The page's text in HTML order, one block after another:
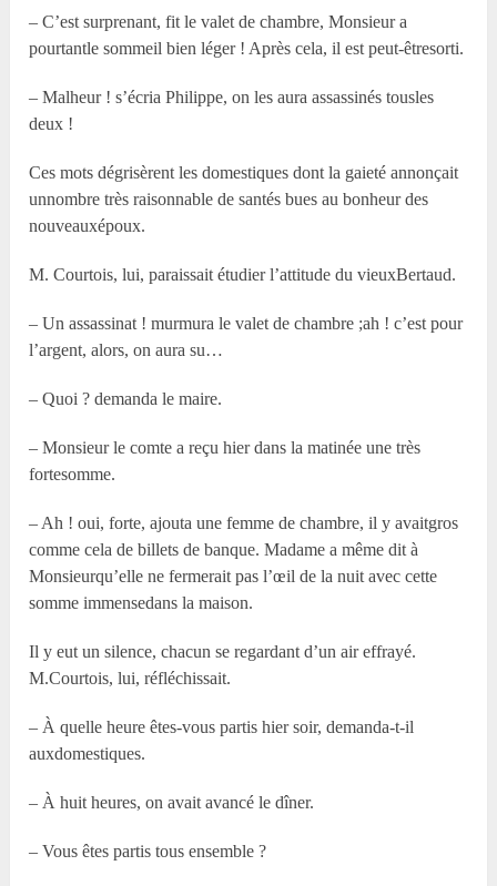
– C’est surprenant, fit le valet de chambre, Monsieur a
pourtantle sommeil bien léger ! Après cela, il est peut-êtresorti.
– Malheur ! s’écria Philippe, on les aura assassinés tousles
deux !
Ces mots dégrisèrent les domestiques dont la gaieté annonçait
unnombre très raisonnable de santés bues au bonheur des
nouveauxépoux.
M. Courtois, lui, paraissait étudier l’attitude du vieuxBertaud.
– Un assassinat ! murmura le valet de chambre ;ah ! c’est pour
l’argent, alors, on aura su…
– Quoi ? demanda le maire.
– Monsieur le comte a reçu hier dans la matinée une très
fortesomme.
– Ah ! oui, forte, ajouta une femme de chambre, il y avaitgros
comme cela de billets de banque. Madame a même dit à
Monsieurqu’elle ne fermerait pas l’œil de la nuit avec cette
somme immensedans la maison.
Il y eut un silence, chacun se regardant d’un air effrayé.
M.Courtois, lui, réfléchissait.
– À quelle heure êtes-vous partis hier soir, demanda-t-il
auxdomestiques.
– À huit heures, on avait avancé le dîner.
– Vous êtes partis tous ensemble ?